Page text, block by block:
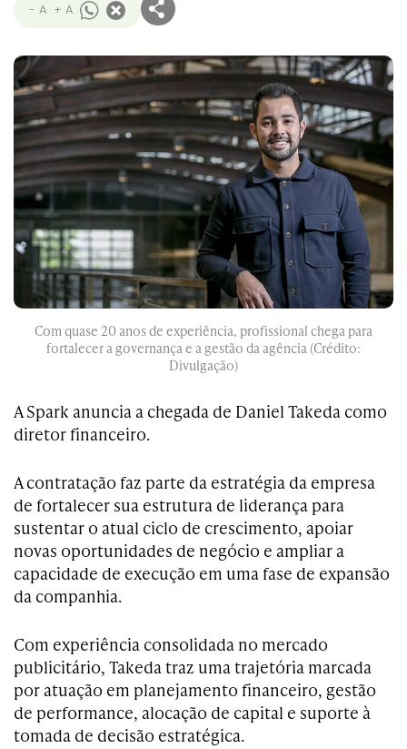
- A + A
Com quase 20 anos de experiência, profissional chega para
fortalecer a governança e a gestão da agência (Crédito:
Divulgação)
A Spark anuncia a chegada de Daniel Takeda como
diretor financeiro.
A contratação faz parte da estratégia da empresa
de fortalecer sua estrutura de liderança para
sustentar o atual ciclo de crescimento, apoiar
novas oportunidades de negócio e ampliar a
capacidade de execução em uma fase de expansão
da companhia.
Com experiência consolidada no mercado
publicitário, Takeda traz uma trajetória marcada
por atuação em planejamento financeiro, gestão
de performance, alocação de capital e suporte à
tomada de decisão estratégica.